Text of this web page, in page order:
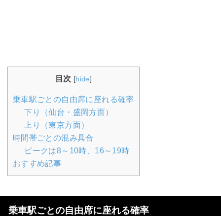
目次 [hide]
乗車駅ごとの自由席に座れる確率
下り（仙台・盛岡方面）
上り（東京方面）
時間帯ごとの混み具合
ピークは8～10時、16～19時
おすすめ記事
乗車駅ごとの自由席に座れる確率